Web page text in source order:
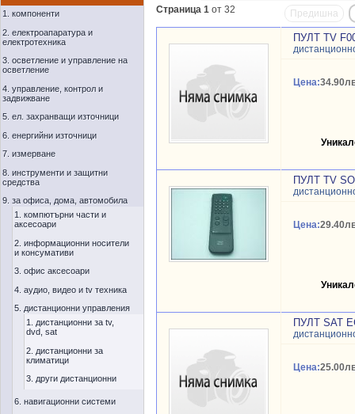
1. компоненти
2. електроапаратура и
електротехника
3. осветление и управление на
осветление
4. управление, контрол и
задвижване
5. ел. захранващи източници
6. енергийни източници
7. измерване
8. инструменти и защитни
средства
9. за офиса, дома, автомобила
1. компютърни части и
аксесоари
2. информационни носители
и консумативи
3. офис аксесоари
4. аудио, видео и tv техника
5. дистанционни управления
1. дистанционни за tv,
dvd, sat
2. дистанционни за
климатици
3. други дистанционни
6. навигационни системи
Предишна
Страница 1 от 32
ПУЛТ TV
Цена:
ПУЛТ TV
Цена:
ПУЛТ SAT
Цена: